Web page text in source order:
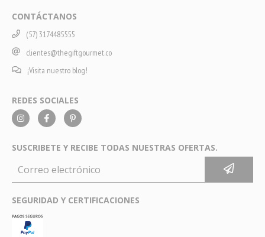
CONTÁCTANOS
(57) 3174485555
clientes@thegiftgourmet.co
¡Visita nuestro blog!
REDES SOCIALES
SUSCRIBETE Y RECIBE TODAS NUESTRAS OFERTAS.
SEGURIDAD Y CERTIFICACIONES